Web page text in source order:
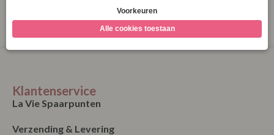
XL
Klantenservice
La Vie Spaarpunten
Verzending & Levering